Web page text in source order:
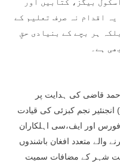
اقدام نہ صرف تعلیم کے
ہر بچے کے بنیادی حقِ
ہے۔
احمد قاضی کی ہدایت پر
نجم کبزئی کی قیادت
فورس اور ایف،سی اہلکاران
والے متعدد افغان باشندوں
شہر کے مضافات سمیت